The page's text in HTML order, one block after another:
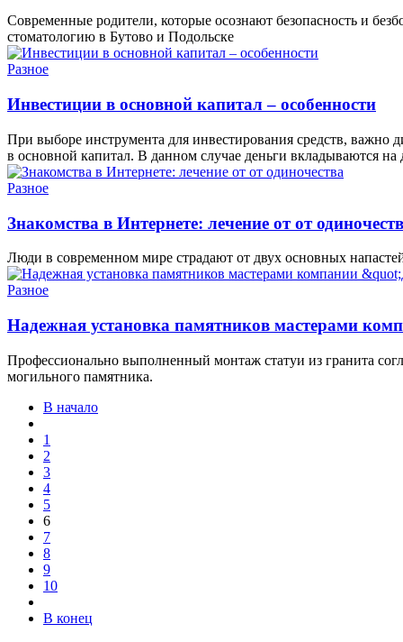
Современные родители, которые осознают безопасность и
стоматологию в Бутово и Подольске
Разное
Инвестиции в основной капитал – особенности
При выборе инструмента для инвестирования средств, важно
в основной капитал. В данном случае деньги вкладываются
Разное
Знакомства в Интернете: лечение от от
Люди в современном мире страдают от двух основных
Разное
Надежная установка памятников мастерами
Профессионально выполненный монтаж статуи из гранита
могильного памятника.
В начало
1
2
3
4
5
6
7
8
9
10
В конец